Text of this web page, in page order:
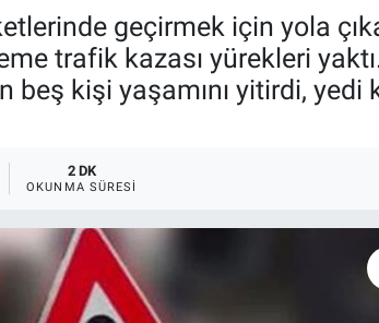
geçirmek için yola
trafik kazası yürekleri
beş kişi yaşamını yitirdi,
2 DK
OKUNMA SÜRESI